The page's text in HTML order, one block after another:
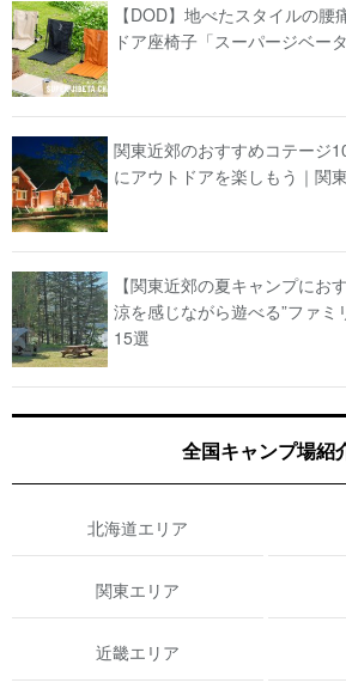
【DOD】地べたスタイルの腰
ドア座椅子「スーパージベー
関東近郊のおすすめコテージ
にアウトドアを楽しもう｜関
【関東近郊の夏キャンプにお
涼を感じながら遊べる”ファ
15選
全国キャンプ場紹
北海道エリア
関東エリア
近畿エリア